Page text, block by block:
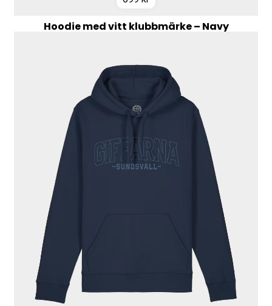
Hoodie med vitt klubbmärke – Navy